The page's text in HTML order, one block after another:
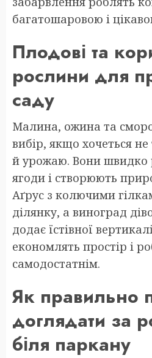
багатошаровою і
Плодові та
рослини для
саду
Малина, ожина та
вибір, якщо хочеться
й урожаю. Вони швидко
ягоди і створюють
Аґрус з колючими
ділянку, а виноград
додає їстівної
економлять простір і
самодостатнім.
Як правильно
доглядати за
біля паркану